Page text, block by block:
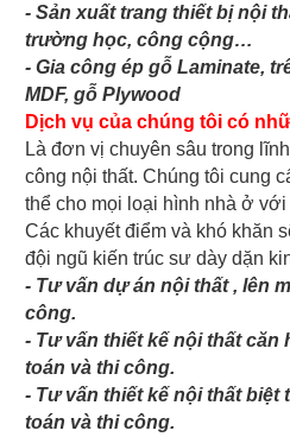
- Sản xuất trang thiết bị nội
trường học, công cộng…
- Gia công ép gỗ Laminate,
MDF, gỗ Plywood
Dịch vụ của chúng tôi có
Là đơn vị chuyên sâu trong
công nội thất. Chúng tôi cung
thể cho mọi loại hình nhà ở
Các khuyết điểm và khó khăn
đội ngũ kiến trúc sư dày dặn
- Tư vấn dự án nội thất , lên
công.
- Tư vấn thiết kế nội thất căn
toán và thi công.
- Tư vấn thiết kế nội thất biệt
toán và thi công.